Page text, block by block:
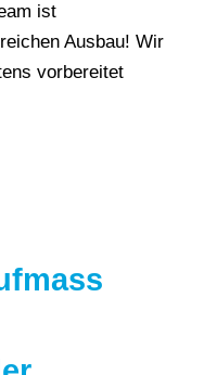
ist
Ausbau! Wir
vorbereitet